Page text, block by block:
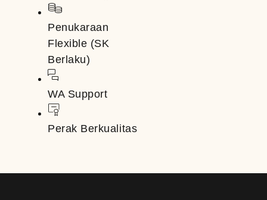
Penukaraan
Flexible (SK
Berlaku)
WA Support
Perak Berkualitas